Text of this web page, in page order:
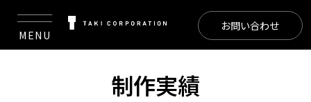
MENU
お問い合わせ
制作実績